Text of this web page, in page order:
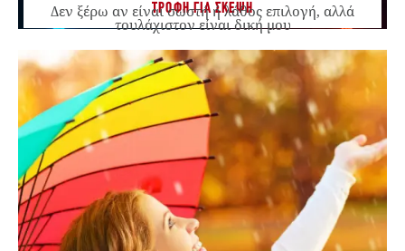
ΤΡΟΦΗ ΓΙΑ ΣΚΕΨΗ
Δεν ξέρω αν είναι σωστή ή λάθος επιλογή, αλλά
τουλάχιστον είναι δική μου